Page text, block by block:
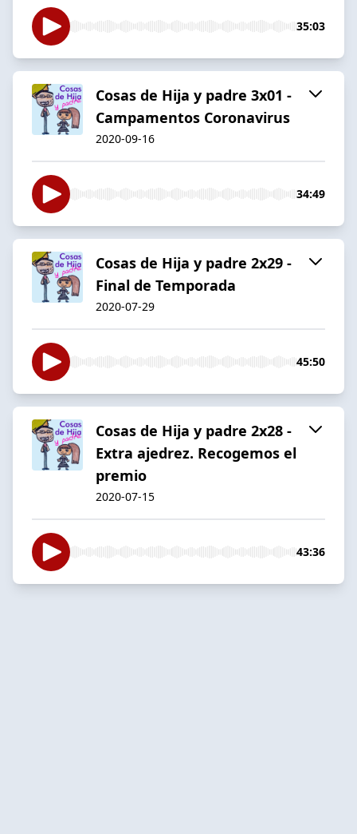
35:03
Cosas de Hija y padre 3x01 -
Campamentos Coronavirus
2020-09-16
34:49
Cosas de Hija y padre 2x29 -
Final de Temporada
2020-07-29
45:50
Cosas de Hija y padre 2x28 -
Extra ajedrez. Recogemos el
premio
2020-07-15
43:36